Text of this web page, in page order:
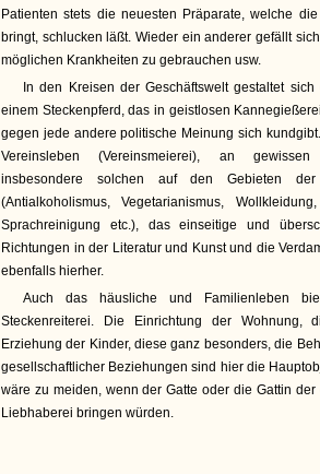
Patienten stets die neuesten Präparate, welche
bringt, schlucken läßt. Wieder ein anderer gefällt
möglichen Krankheiten zu gebrauchen usw.
In den Kreisen der Geschäftswelt gestaltet
einem Steckenpferd, das in geistlosen
gegen jede andere politische Meinung sich
Vereinsleben (Vereinsmeierei), an gewissen
insbesondere solchen auf den Gebieten
(Antialkoholismus, Vegetarianismus,
Sprachreinigung etc.), das einseitige und
Richtungen in der Literatur und Kunst und die
ebenfalls hierher.
Auch das häusliche und Familienleben
Steckenreiterei. Die Einrichtung der Wohnung,
Erziehung der Kinder, diese ganz besonders, die
gesellschaftlicher Beziehungen sind hier die
wäre zu meiden, wenn der Gatte oder die Gattin
Liebhaberei bringen würden.